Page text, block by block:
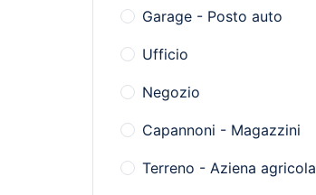
Garage - Posto auto
Ufficio
Negozio
Capannoni - Magazzini
Terreno - Aziena agricola